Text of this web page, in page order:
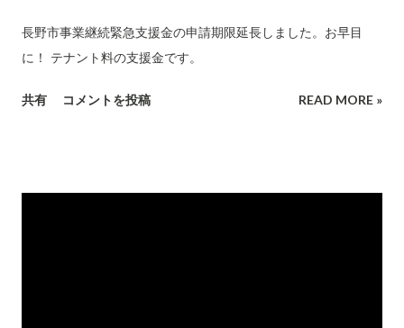
長野市事業継続緊急支援金の申請期限延長しました。お早目
に！ テナント料の支援金です。
共有 コメントを投稿 READ MORE »